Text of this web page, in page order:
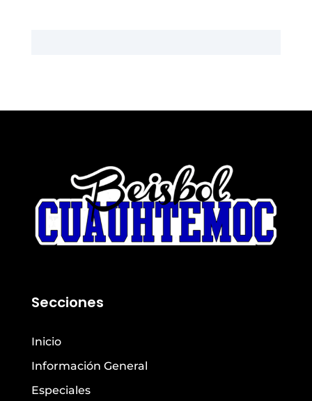
Secciones
Inicio
Información General
Especiales